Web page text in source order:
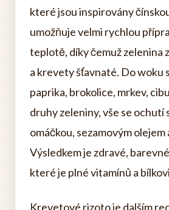
které jsou inspirovány
umožňuje velmi rychlou
teplotě, díky čemuž zelenina
a krevety šťavnaté. Do woku
paprika, brokolice, mrkev,
druhy zeleniny, vše se ochutí
omáčkou, sezamovým olejem
Výsledkem je zdravé,
které je plné vitamínů a
Krevetové rizoto je dalším